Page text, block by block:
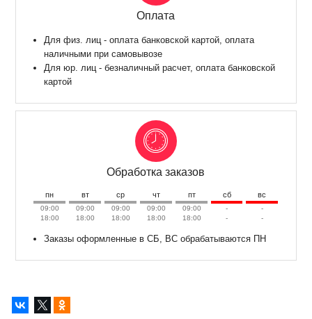
Оплата
Для физ. лиц - оплата банковской картой, оплата
наличными при самовывозе
Для юр. лиц - безналичный расчет, оплата банковской
картой
Обработка заказов
пн вт ср чт пт сб вс
09:00
18:00
09:00
18:00
09:00
18:00
09:00
18:00
09:00
18:00
-
-
-
-
Заказы оформленные в СБ, ВС обрабатываются ПН